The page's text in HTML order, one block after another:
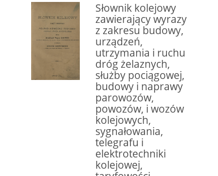
Słownik kolejowy
zawierający wyrazy
z zakresu budowy,
urządzeń,
utrzymania i ruchu
dróg żelaznych,
służby pociągowej,
budowy i naprawy
parowozów,
powozów, i wozów
kolejowych,
sygnałowania,
telegrafu i
elektrotechniki
kolejowej,